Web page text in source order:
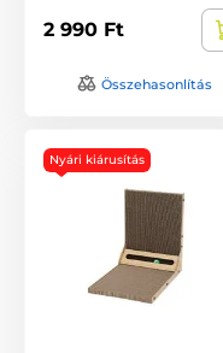
2 990 Ft
Összehasonlítás
Nyári kiárusítás